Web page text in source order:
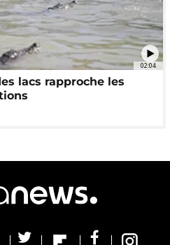
02:04
lacs rapproche les